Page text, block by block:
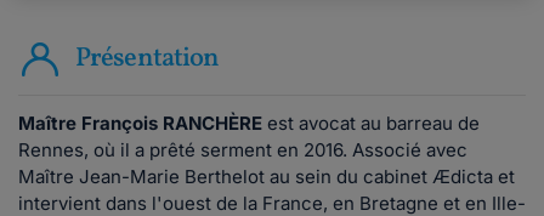
Présentation
Maître François RANCHÈRE est avocat au barreau de
Rennes, où il a prêté serment en 2016. Associé avec
Maître Jean-Marie Berthelot au sein du cabinet Ædicta et
intervient dans l'ouest de la France, en Bretagne et en Ille-